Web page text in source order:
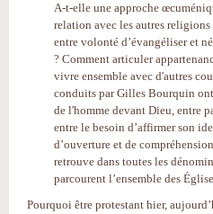
A-t-elle une approche
relation avec les autres
entre volonté d’évangéliser et
? Comment articuler
vivre ensemble avec d'autres
conduits par Gilles Bourquin
de l'homme devant Dieu, entre
entre le besoin d’affirmer son
d’ouverture et de
retrouve dans toutes les
parcourent l’ensemble des
Pourquoi être protestant hier,